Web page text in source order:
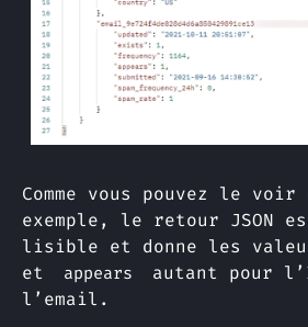
Comme vous pouvez le voir
exemple, le retour JSON
lisible et donne les
et appears
autant pour
l’email.